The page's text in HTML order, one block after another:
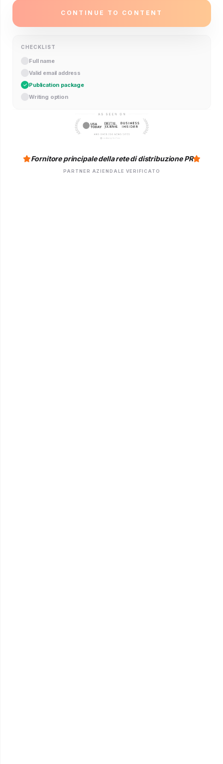
CONTINUE TO CONTENT
CHECKLIST
Full name
Valid email address
Publication package
Writing option
Fornitore principale della rete di distribuzione PR
PARTNER AZIENDALE VERIFICATO